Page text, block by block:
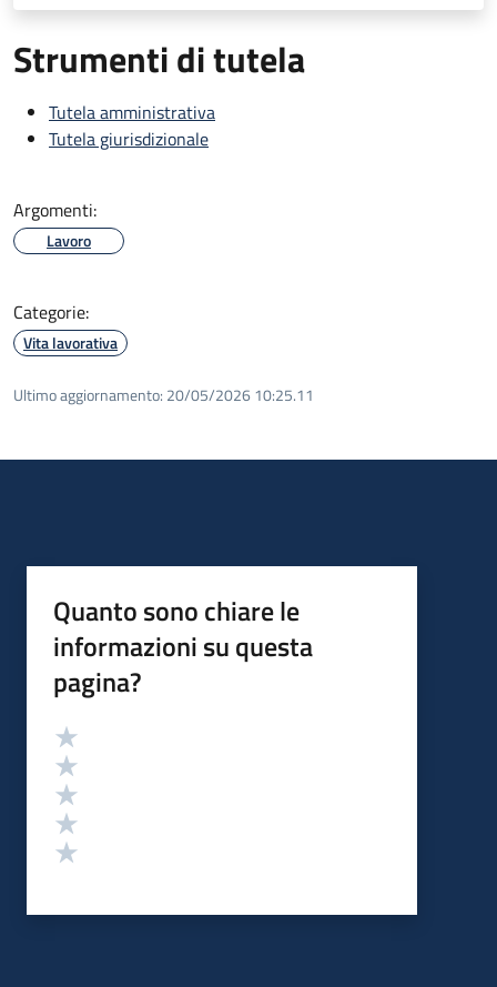
Strumenti di tutela
Tutela amministrativa
Tutela giurisdizionale
Argomenti:
Lavoro
Categorie:
Vita lavorativa
Ultimo aggiornamento: 20/05/2026 10:25.11
Quanto sono chiare le
informazioni su questa
pagina?
Valutazione